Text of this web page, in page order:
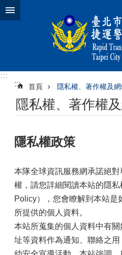
跳到主要內容區塊
:::
:::
首頁 隱私權、著作權及
隱私權、著作權
隱私權政策
本隊全球資訊服務網承諾絕
權，請您詳細閱讀本站的隱
Policy），您會瞭解到本站是
所提供的個人資料。
本站所蒐集的個人資料中有
址等資料作為通知、聯絡之